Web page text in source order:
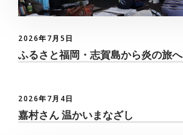
2026年7月5日
ふるさと福岡・志賀島から炎の旅へ
2026年7月4日
嘉村さん 温かいまなざし